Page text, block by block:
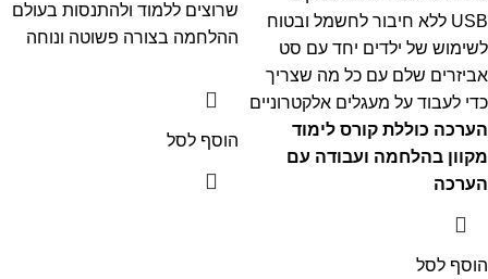
USB ללא חיבור לחשמל ובטוח
לשימוש של ילדים יחד עם סט
אביזרים שלם עם כל מה שצריך
כדי לעבוד על מעגלים אלקטרוניים
הערכה כוללת קורס לימוד
מקוון בהלחמה ועבודה עם
הערכה
הוסף לסל
שרוצים ללמוד ולהתנסות בעולם
ההלחמה בצורה פשוטה ונוחה
הוסף לסל